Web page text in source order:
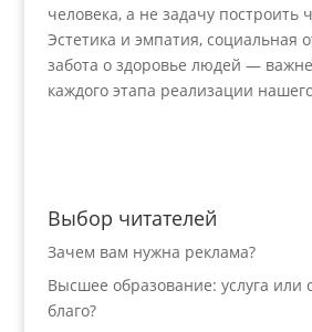
человека, а не задачу построить
Эстетика и эмпатия, социальная
забота о здоровье людей —
каждого этапа реализации
Выбор читателей
Зачем вам нужна реклама?
Высшее образование: услуга или
благо?